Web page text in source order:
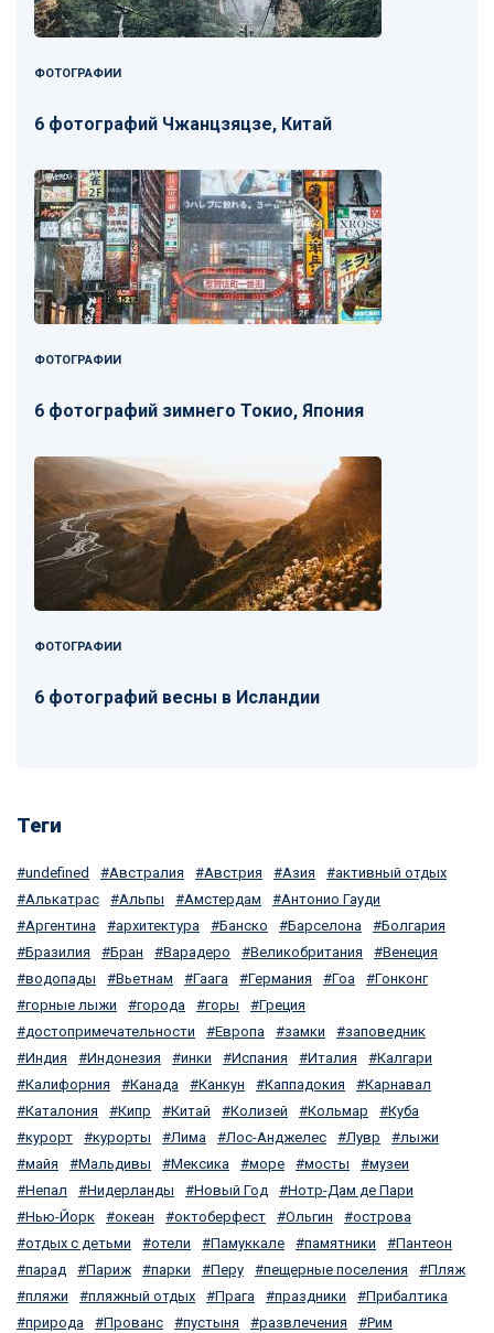
ФОТОГРАФИИ
6 фотографий Чжанцзяцзе, Китай
ФОТОГРАФИИ
6 фотографий зимнего Токио, Япония
ФОТОГРАФИИ
6 фотографий весны в Исландии
Теги
undefined Австралия Австрия Азия
активный отдых
Алькатрас
Альпы Амстердам
Антонио Гауди
Аргентина
архитектура Банско Барселона
Болгария
Бразилия
Бран Варадеро Великобритания
Венеция
водопады
Вьетнам Гаага Германия Гоа
Гонконг
горные лыжи
города горы
Греция
достопримечательности
Европа замки
заповедник
Индия
Индонезия инки Испания Италия
Калгари
Калифорния
Канада Канкун Каппадокия
Карнавал
Каталония
Кипр Китай Колизей Кольмар
Куба
курорт
курорты Лима Лос-Анджелес Лувр
лыжи
майя
Мальдивы Мексика море мосты
музеи
Непал
Нидерланды Новый Год
Нотр-Дам де Пари
Нью-Йорк
океан октоберфест Ольгин
острова
отдых с детьми
отели Памуккале памятники
Пантеон
парад
Париж парки Перу пещерные поселения
Пляж
пляжи
пляжный отдых Прага праздники
Прибалтика
природа
Прованс пустыня развлечения
Рим